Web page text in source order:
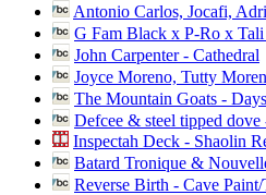
Antonio Carlos, Jocafi,
G Fam Black x P-Ro x
John Carpenter - Cathedral
Joyce Moreno, Tutty
The Mountain Goats - Days
Defcee & steel tipped
Inspectah Deck - Shaolin
Batard Tronique &
Reverse Birth - Cave